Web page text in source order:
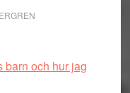
barn och hur jag